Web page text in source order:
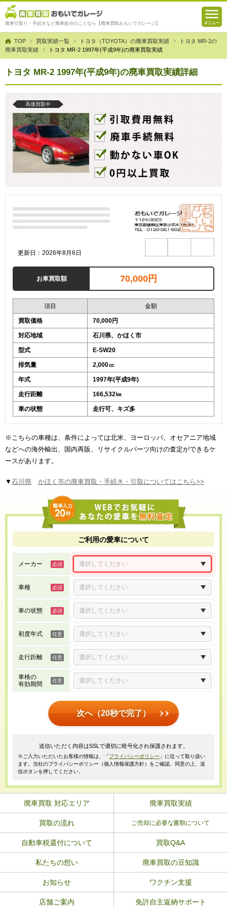
廃車引取り・手続きなど廃車処分のことなら【廃車買取おもいでガレージ】
TOP 買取実績一覧 トヨタ（TOYOTA）の廃車買取実績
トヨタ MR-2の
廃車買取実績
トヨタ MR-2 1997年(平成9年)の廃車買取実績
トヨタ MR-2 1997年(平成9年)の廃車買取実績詳細
高価買取中
更新日：2026年8月6日
お車買取額 70,000円
項目 金額
買取価格 70,000円
対応地域 石川県、かほく市
型式 E-SW20
排気量 2,000㏄
年式 1997年(平成9年)
走行距離 166,532㎞
車の状態 走行可、キズ多
※こちらの車種は、条件によっては北米、ヨーロッパ、オセアニア地域
などへの海外輸出、国内再販、リサイクルパーツ向けの査定ができるケ
ースがあります。
▼ 石川県 かほく市の廃車買取・手続き・引取についてはこちら>>
ご利用の愛車について
メーカー
車種
車の状態
初度年式
走行距離
車検の
有効期間
次へ（20秒で完了）
送信いただく内容はSSLで適切に暗号化され保護されます。
※ご入力いただいたお客様の情報は、「 プライバシーポリシー 」に従って取り扱い
ます。当社のプライバシーポリシー（個人情報保護方針）をご確認、同意の上、送
信ボタンを押してください。
廃車買取 対応エリア 廃車買取実績
買取の流れ ご売却に必要な書類について
自動車税還付について 買取Q&A
私たちの想い 廃車買取の豆知識
お知らせ ワクチン支援
店舗ご案内 免許自主返納サポート